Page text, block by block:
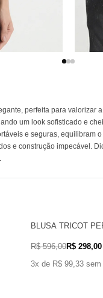
perfeita para valorizar
um look sofisticado e
e seguras,
e construção impecável.
BLUSA TRICOT
R$ 596,00R$ 298,00
3x de R$ 99,33 sem